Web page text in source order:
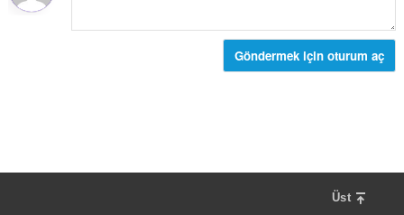
y
Göndermek için oturum aç
Üst